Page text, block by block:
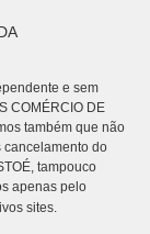
e sem
COMÉRCIO DE
também que não
cancelamento do
tampouco
apenas pelo
sites.